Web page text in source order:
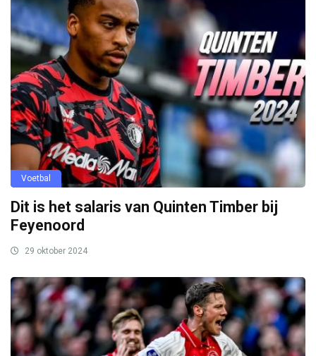
Voetbal
Dit is het salaris van Quinten Timber bij
Feyenoord
29 oktober 2024